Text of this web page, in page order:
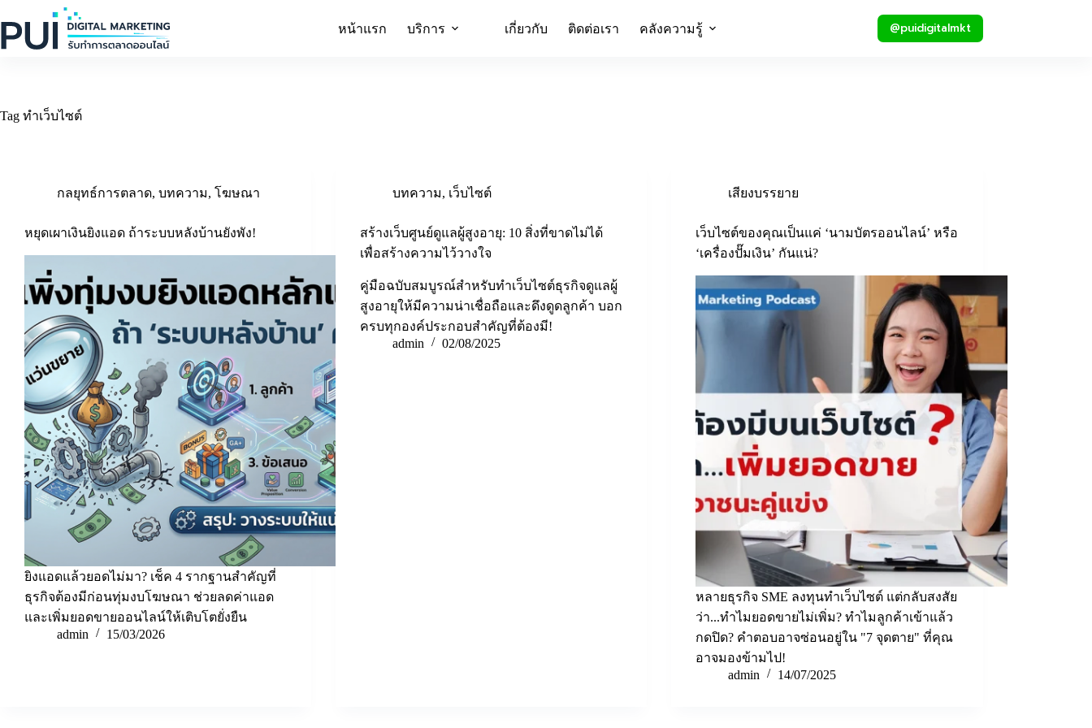
to
content
หน้าแรก บริการ เกี่ยวกับ ติดต่อเรา คลังความรู้ @puidigitalmkt
Tag ทำเว็บไซต์
กลยุทธ์การตลาด, บทความ, โฆษณา
หยุดเผาเงินยิงแอด ถ้าระบบหลังบ้านยังพัง!
ยิงแอดแล้วยอดไม่มา? เช็ค 4 รากฐานสำคัญที่
ธุรกิจต้องมีก่อนทุ่มงบโฆษณา ช่วยลดค่าแอด
และเพิ่มยอดขายออนไลน์ให้เติบโตยั่งยืน
admin
15/03/2026
บทความ, เว็บไซต์
สร้างเว็บศูนย์ดูแลผู้สูงอายุ: 10 สิ่งที่ขาดไม่ได้
เพื่อสร้างความไว้วางใจ
คู่มือฉบับสมบูรณ์สำหรับทำเว็บไซต์ธุรกิจดูแลผู้
สูงอายุให้มีความน่าเชื่อถือและดึงดูดลูกค้า บอก
ครบทุกองค์ประกอบสำคัญที่ต้องมี!
admin
02/08/2025
เสียงบรรยาย
เว็บไซต์ของคุณเป็นแค่ ‘นามบัตรออนไลน์’ หรือ
‘เครื่องปั๊มเงิน’ กันแน่?
หลายธุรกิจ SME ลงทุนทำเว็บไซต์ แต่กลับสงสัย
ว่า...ทำไมยอดขายไม่เพิ่ม? ทำไมลูกค้าเข้าแล้ว
กดปิด? คำตอบอาจซ่อนอยู่ใน "7 จุดตาย" ที่คุณ
อาจมองข้ามไป!
admin
14/07/2025